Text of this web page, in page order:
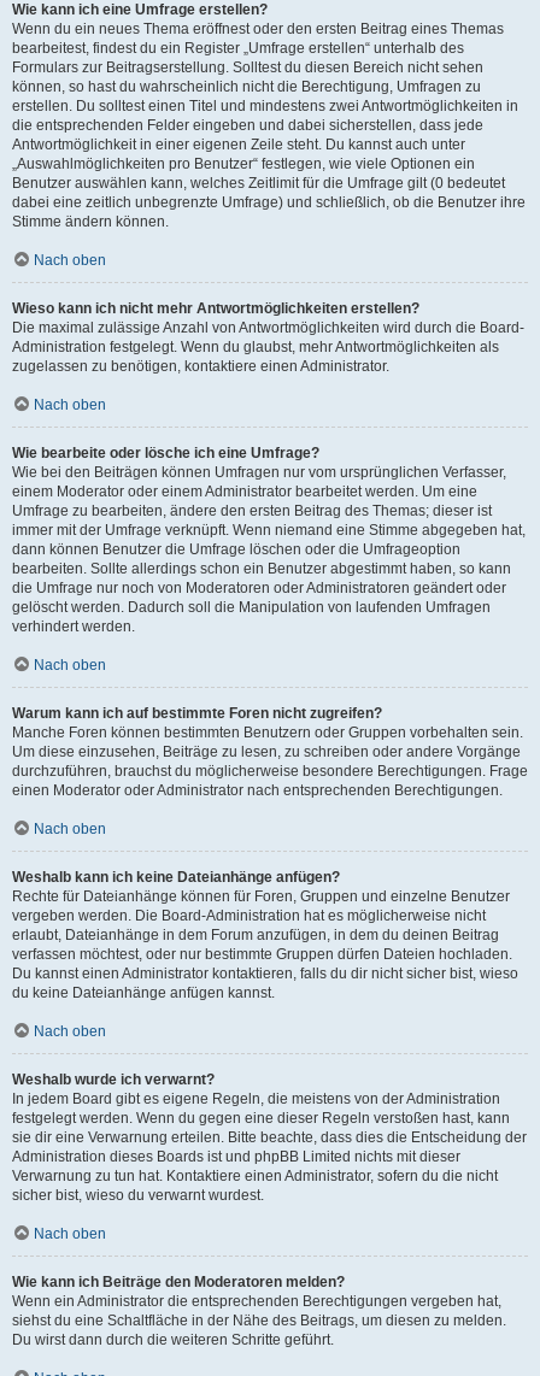
Wie kann ich eine Umfrage erstellen?
Wenn du ein neues Thema eröffnest oder den ersten Beitrag eines Themas
bearbeitest, findest du ein Register „Umfrage erstellen“ unterhalb des
Formulars zur Beitragserstellung. Solltest du diesen Bereich nicht sehen
können, so hast du wahrscheinlich nicht die Berechtigung, Umfragen zu
erstellen. Du solltest einen Titel und mindestens zwei Antwortmöglichkeiten in
die entsprechenden Felder eingeben und dabei sicherstellen, dass jede
Antwortmöglichkeit in einer eigenen Zeile steht. Du kannst auch unter
„Auswahlmöglichkeiten pro Benutzer“ festlegen, wie viele Optionen ein
Benutzer auswählen kann, welches Zeitlimit für die Umfrage gilt (0 bedeutet
dabei eine zeitlich unbegrenzte Umfrage) und schließlich, ob die Benutzer ihre
Stimme ändern können.
Nach oben
Wieso kann ich nicht mehr Antwortmöglichkeiten erstellen?
Die maximal zulässige Anzahl von Antwortmöglichkeiten wird durch die Board-
Administration festgelegt. Wenn du glaubst, mehr Antwortmöglichkeiten als
zugelassen zu benötigen, kontaktiere einen Administrator.
Nach oben
Wie bearbeite oder lösche ich eine Umfrage?
Wie bei den Beiträgen können Umfragen nur vom ursprünglichen Verfasser,
einem Moderator oder einem Administrator bearbeitet werden. Um eine
Umfrage zu bearbeiten, ändere den ersten Beitrag des Themas; dieser ist
immer mit der Umfrage verknüpft. Wenn niemand eine Stimme abgegeben hat,
dann können Benutzer die Umfrage löschen oder die Umfrageoption
bearbeiten. Sollte allerdings schon ein Benutzer abgestimmt haben, so kann
die Umfrage nur noch von Moderatoren oder Administratoren geändert oder
gelöscht werden. Dadurch soll die Manipulation von laufenden Umfragen
verhindert werden.
Nach oben
Warum kann ich auf bestimmte Foren nicht zugreifen?
Manche Foren können bestimmten Benutzern oder Gruppen vorbehalten sein.
Um diese einzusehen, Beiträge zu lesen, zu schreiben oder andere Vorgänge
durchzuführen, brauchst du möglicherweise besondere Berechtigungen. Frage
einen Moderator oder Administrator nach entsprechenden Berechtigungen.
Nach oben
Weshalb kann ich keine Dateianhänge anfügen?
Rechte für Dateianhänge können für Foren, Gruppen und einzelne Benutzer
vergeben werden. Die Board-Administration hat es möglicherweise nicht
erlaubt, Dateianhänge in dem Forum anzufügen, in dem du deinen Beitrag
verfassen möchtest, oder nur bestimmte Gruppen dürfen Dateien hochladen.
Du kannst einen Administrator kontaktieren, falls du dir nicht sicher bist, wieso
du keine Dateianhänge anfügen kannst.
Nach oben
Weshalb wurde ich verwarnt?
In jedem Board gibt es eigene Regeln, die meistens von der Administration
festgelegt werden. Wenn du gegen eine dieser Regeln verstoßen hast, kann
sie dir eine Verwarnung erteilen. Bitte beachte, dass dies die Entscheidung der
Administration dieses Boards ist und phpBB Limited nichts mit dieser
Verwarnung zu tun hat. Kontaktiere einen Administrator, sofern du die nicht
sicher bist, wieso du verwarnt wurdest.
Nach oben
Wie kann ich Beiträge den Moderatoren melden?
Wenn ein Administrator die entsprechenden Berechtigungen vergeben hat,
siehst du eine Schaltfläche in der Nähe des Beitrags, um diesen zu melden.
Du wirst dann durch die weiteren Schritte geführt.